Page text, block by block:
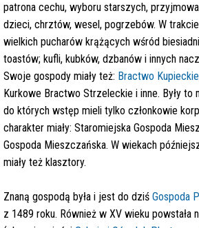
patrona cechu, wyboru starszych,
dzieci, chrztów, wesel, pogrzebów. W
wielkich pucharów krążących wśród
toastów; kufli, kubków, dzbanów i innych
Swoje gospody miały też: Bractwo Kupieckie
Kurkowe Bractwo Strzeleckie i inne. Były to
do których wstęp mieli tylko członkowie
charakter miały: Staromiejska Gospoda
Gospoda Mieszczańska. W wiekach
miały też klasztory.
Znaną gospodą była i jest do dziś Gospoda
z 1489 roku. Również w XV wieku powstała